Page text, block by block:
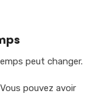
peut changer.
pouvez avoir